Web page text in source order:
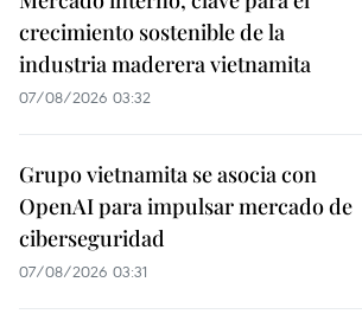
crecimiento sostenible de la
industria maderera vietnamita
07/08/2026 03:32
Grupo vietnamita se asocia con
OpenAI para impulsar mercado de
ciberseguridad
07/08/2026 03:31